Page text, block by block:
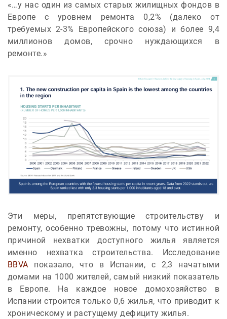
«…у нас один из самых старых жилищных фондов в
Европе с уровнем ремонта 0,2% (далеко от
требуемых 2-3% Европейского союза) и более 9,4
миллионов домов, срочно нуждающихся в
ремонте.»
Эти меры, препятствующие строительству и
ремонту, особенно тревожны, потому что истинной
причиной нехватки доступного жилья является
именно нехватка строительства. Исследование
BBVA показало, что в Испании, с 2,3 начатыми
домами на 1000 жителей, самый низкий показатель
в Европе. На каждое новое домохозяйство в
Испании строится только 0,6 жилья, что приводит к
хроническому и растущему дефициту жилья.